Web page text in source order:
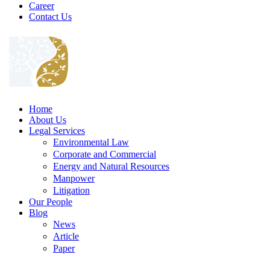
Career
Contact Us
Home
About Us
Legal Services
Environmental Law
Corporate and Commercial
Energy and Natural Resources
Manpower
Litigation
Our People
Blog
News
Article
Paper